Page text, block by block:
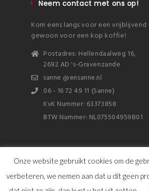
Neem contact met ons op!
Kom eens langs voor een
gewoon voor een kop koffie!
Postadres: Hellendaalweg 16,
2692 AD 's-Gravenzande
sanne @ensanne.nl
06 - 16 72 49 11 (Sanne)
KvK Nummer: 63373858
BTW Nummer: NL075504959B01
© Copyright 2016 ensanne
Onze website gebruikt cookies om de
verbeteren, we nemen aan dat u dit geen